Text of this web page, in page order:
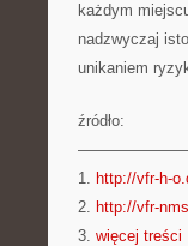
każdym
nadzwyczaj
unikaniem
źródło:
1. http://vfr-h-
2. http://vfr-
3. więcej treści